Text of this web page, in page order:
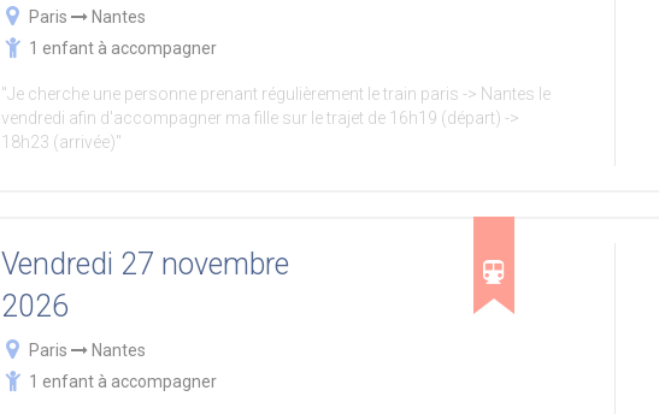
Paris
Nantes
1 enfant à accompagner
"Je cherche une personne prenant régulièrement le train paris -> Nantes le
vendredi afin d'accompagner ma fille sur le trajet de 16h19 (départ) ->
18h23 (arrivée)"
Vendredi 27 novembre
2026
Paris
Nantes
1 enfant à accompagner